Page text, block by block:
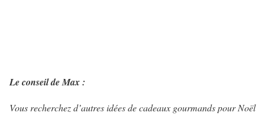
Le conseil de Max :
Vous recherchez d’autres idées de cadeaux gourmands pour Noël